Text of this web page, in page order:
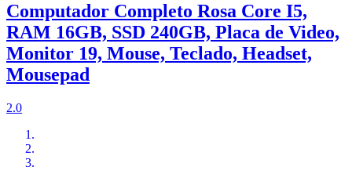
Computador Completo Rosa Core I5,
RAM 16GB, SSD 240GB, Placa de Video,
Monitor 19, Mouse, Teclado, Headset,
Mousepad
2.0